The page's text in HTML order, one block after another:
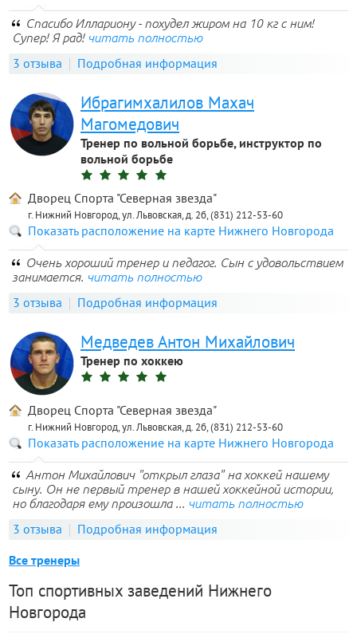
Спасибо Иллариону - похудел жиром на 10 кг с ним!
Супер! Я рад! читать полностью
3 отзыва Подробная информация
Ибрагимхалилов Махач
Магомедович
Тренер по вольной борьбе, инструктор по
вольной борьбе
Дворец Спорта "Северная звезда"
г. Нижний Новгород, ул. Львовская, д. 2б, (831) 212-53-60
Показать расположение на карте Нижнего Новгорода
Очень хороший тренер и педагог. Сын с удовольствием
занимается. читать полностью
3 отзыва Подробная информация
Медведев Антон Михайлович
Тренер по хоккею
Дворец Спорта "Северная звезда"
г. Нижний Новгород, ул. Львовская, д. 2б, (831) 212-53-60
Показать расположение на карте Нижнего Новгорода
Антон Михайлович "открыл глаза" на хоккей нашему
сыну. Он не первый тренер в нашей хоккейной истории,
но благодаря ему произошла ... читать полностью
3 отзыва
Подробная информация
Все тренеры
Топ спортивных заведений Нижнего
Новгорода